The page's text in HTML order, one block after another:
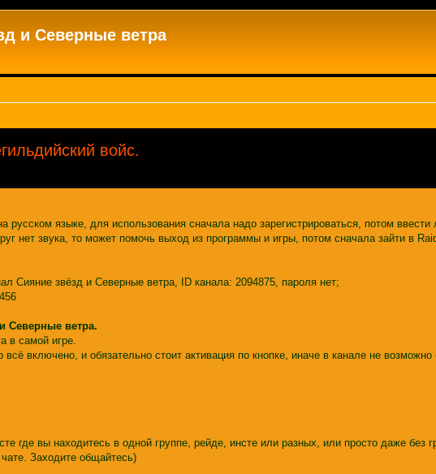
и Северные ветра
войс.
русском языке, для использования сначала надо зарегистрироваться, потом ввести
нет звука, то может помочь выход из программы и игры, потом сначала зайти в
Сияние звёзд и Северные ветра, ID канала: 2094875, пароля нет;
Северные ветра.
в самой игре.
включено, и обязательно стоит активация по кнопке, иначе в канале не возможно
где вы находитесь в одной группе, рейде, инсте или разных, или просто даже без
Заходите общайтесь)